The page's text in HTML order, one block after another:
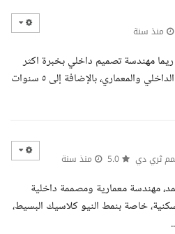
منذ سنة
مهندسة تصميم داخلي بخبرة اكثر
من ٩ سنوات في مجال التصميم الداخلي والمعماري، بالإضافة إلى ٥ سنوات
ثري دي منذ سنة
مهندسة معمارية ومصممة داخلية
خاصة بنمط النيو كلاسيك البسيط،